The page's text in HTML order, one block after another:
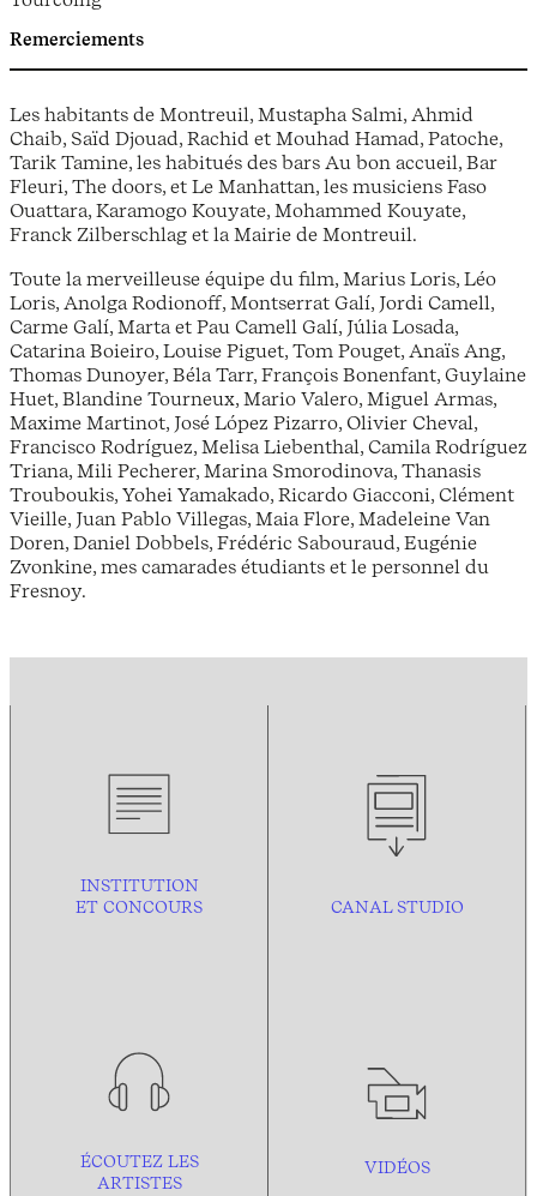
Remerciements
Les habitants de Montreuil, Mustapha Salmi, Ahmid
Chaib, Saïd Djouad, Rachid et Mouhad Hamad, Patoche,
Tarik Tamine, les habitués des bars Au bon accueil, Bar
Fleuri, The doors, et Le Manhattan, les musiciens Faso
Ouattara, Karamogo Kouyate, Mohammed Kouyate,
Franck Zilberschlag et la Mairie de Montreuil.
Toute la merveilleuse équipe du film, Marius Loris, Léo
Loris, Anolga Rodionoff, Montserrat Galí, Jordi Camell,
Carme Galí, Marta et Pau Camell Galí, Júlia Losada,
Catarina Boieiro, Louise Piguet, Tom Pouget, Anaïs Ang,
Thomas Dunoyer, Béla Tarr, François Bonenfant, Guylaine
Huet, Blandine Tourneux, Mario Valero, Miguel Armas,
Maxime Martinot, José López Pizarro, Olivier Cheval,
Francisco Rodríguez, Melisa Liebenthal, Camila Rodríguez
Triana, Mili Pecherer, Marina Smorodinova, Thanasis
Trouboukis, Yohei Yamakado, Ricardo Giacconi, Clément
Vieille, Juan Pablo Villegas, Maia Flore, Madeleine Van
Doren, Daniel Dobbels, Frédéric Sabouraud, Eugénie
Zvonkine, mes camarades étudiants et le personnel du
Fresnoy.
INSTITUTION
ET CONCOURS
CANAL STUDIO
ÉCOUTEZ LES
ARTISTES
VIDÉOS